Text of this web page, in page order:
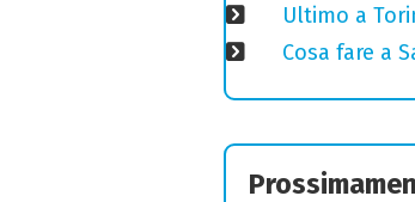
Ultimo a
Cosa fare a